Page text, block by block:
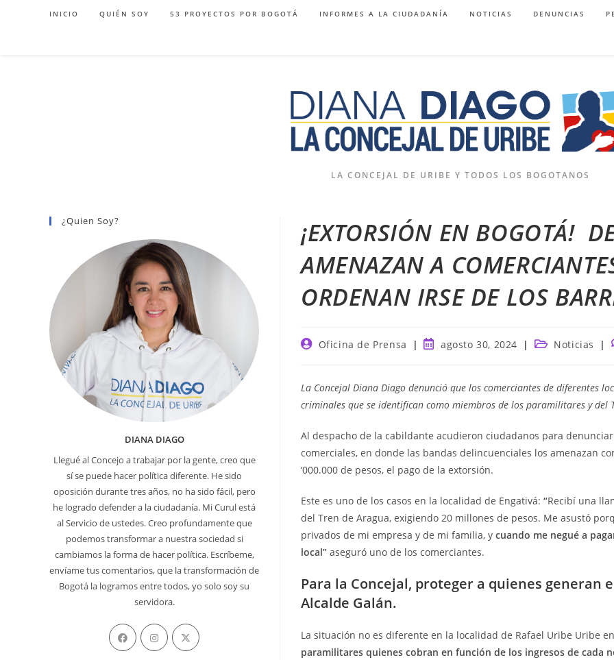
INICIO QUIÉN SOY 53 PROYECTOS POR BOGOTÁ INFORMES A LA CIUDADANÍA NOTICIAS DENUNCIAS
LA CONCEJAL DE URIBE Y TODOS LOS BOGOTANOS
¡EXTORSIÓN EN BOGOTÁ!
AMENAZAN A
ORDENAN IRSE DE LOS
Autor
entrada:
Oficina de Prensa
Publicación
entrada:
agosto 30, 2024
Categoría
entrada:
Noticias
La Concejal Diana Diago denunció que los comerciantes de diferentes
criminales que se identifican como miembros de los paramilitares y del
Al despacho de la cabildante acudieron ciudadanos para
comerciales, en donde las bandas delincuenciales los amenazan
‘000.000 de pesos, el pago de la extorsión.
Este es uno de los casos en la localidad de Engativá: “Recibí una
del Tren de Aragua, exigiendo 20 millones de pesos. Me asustó
privados de mi empresa y de mi familia, y cuando me negué a
local” aseguró uno de los comerciantes.
Para la Concejal, proteger a quienes generan
Alcalde Galán.
La situación no es diferente en la localidad de Rafael Uribe Uribe
paramilitares quienes cobran en función de los ingresos de cada
¿Quien Soy?
DIANA DIAGO
Llegué al Concejo a trabajar por la gente, creo que
sí se puede hacer política diferente. He sido
oposición durante tres años, no ha sido fácil, pero
he logrado defender a la ciudadanía. Mi Curul está
al Servicio de ustedes. Creo profundamente que
podemos transformar a nuestra sociedad si
cambiamos la forma de hacer política. Escríbeme,
envíame tus comentarios, que la transformación de
Bogotá la logramos entre todos, yo solo soy su
servidora.
Se
abre
Se
abre
Se